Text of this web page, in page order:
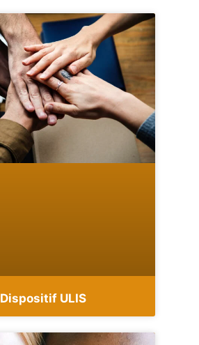
Dispositif ULIS